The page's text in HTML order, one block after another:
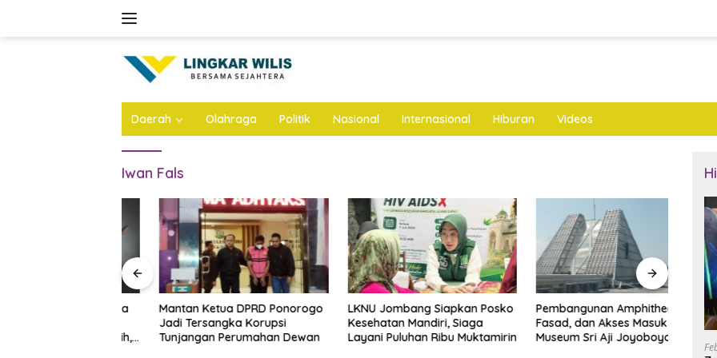
Daerah Olahraga Politik Nasional Internasional Hiburan Videos
Iwan Fals
Mantan Ketua DPRD Ponorogo
Jadi Tersangka Korupsi
Tunjangan Perumahan Dewan
LKNU Jombang Siapkan Posko
Kesehatan Mandiri, Siaga
Layani Puluhan Ribu Muktamirin
Pembangunan Amphitheater,
Fasad, dan Akses Masuk
Museum Sri Aji Joyoboyo